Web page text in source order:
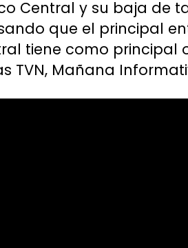
Central y su baja de
que el principal
tiene como principal
TVN, Mañana